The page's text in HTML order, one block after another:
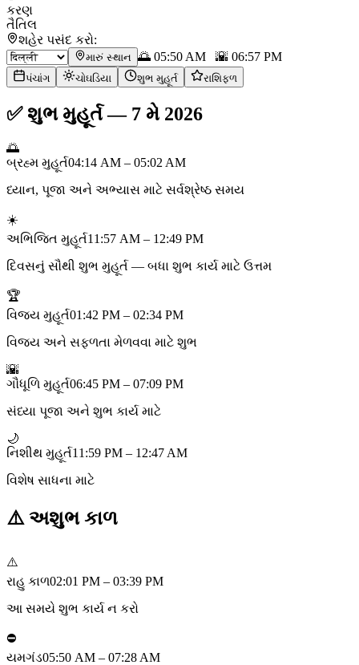
કરણ
તૈતિલ
શહેર પસંદ કરો:
મારું સ્થાન 🌅 05:50 AM 🌇 06:57 PM
પંચાંગ ચોઘડિયા શુભ મુહૂર્ત રાશિફળ
✅ શુભ મુહૂર્ત— 7 મે 2026
🌅
બ્રહ્મ મુહૂર્ત04:14 AM – 05:02 AM
ધ્યાન, પૂજા અને અભ્યાસ માટે સર્વશ્રેષ્ઠ સમય
☀️
અભિજિત મુહૂર્ત11:57 AM – 12:49 PM
દિવસનું સૌથી શુભ મુહૂર્ત — બધા શુભ કાર્ય માટે ઉત્તમ
🏆
વિજય મુહૂર્ત01:42 PM – 02:34 PM
વિજય અને સફળતા મેળવવા માટે શુભ
🌇
ગૌધૂળિ મુહૂર્ત06:45 PM – 07:09 PM
સંધ્યા પૂજા અને શુભ કાર્ય માટે
🌙
નિશીથ મુહૂર્ત11:59 PM – 12:47 AM
વિશેષ સાધના માટે
⚠️ અશુભ કાળ
⚠️
રાહુ કાળ02:01 PM – 03:39 PM
આ સમયે શુભ કાર્ય ન કરો
⛔
યમગંડ05:50 AM – 07:28 AM